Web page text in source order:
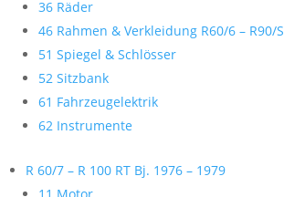
36 Räder
46 Rahmen & Verkleidung R60/6 – R90/S
51 Spiegel & Schlösser
52 Sitzbank
61 Fahrzeugelektrik
62 Instrumente
R 60/7 – R 100 RT Bj. 1976 – 1979